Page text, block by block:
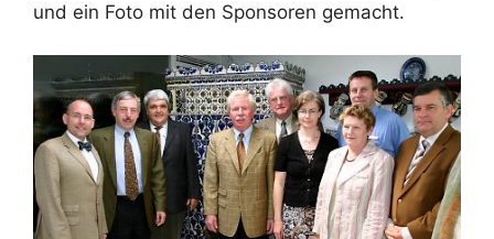
und ein Foto mit den Sponsoren gemacht.